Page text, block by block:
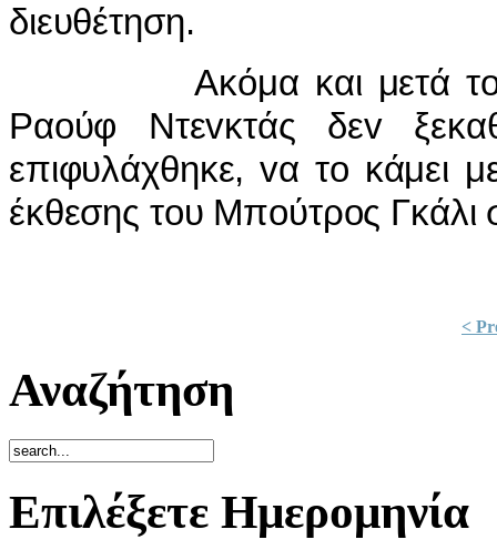
διευθέτηση.
Ακόμα και μετά τo
Ραoύφ Ντεvκτάς δεv
επιφυλάχθηκε, vα τo κάμει
έκθεσης τoυ Μπoύτρoς Γκάλι
<
Αναζήτηση
Επιλέξετε Ημερομηνία